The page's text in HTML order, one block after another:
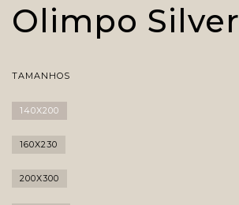
Olimpo Silver
TAMANHOS
140X200
160X230
200X300